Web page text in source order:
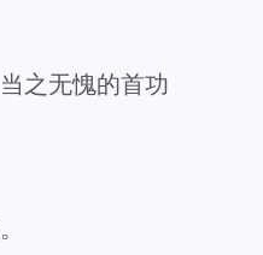
无愧的首功